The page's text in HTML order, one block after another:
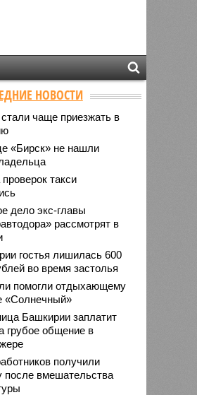
НОВОСТИ
чаще приезжать в
«Бирск» не нашли
такси
дело экс-главы
рассмотрят в
гостья лишилась 600
во время застолья
помогли отдыхающему
«Солнечный»
Башкирии заплатит
грубое общение в
получили
после вмешательства